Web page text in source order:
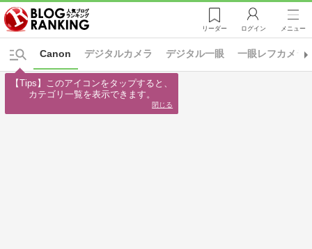
リーダー ログイン メニュー
デジタルカメラ デジタル一眼 一眼レフカメラ
Canon
【Tips】このアイコンをタップすると、
カテゴリ一覧を表示できます。
閉じる